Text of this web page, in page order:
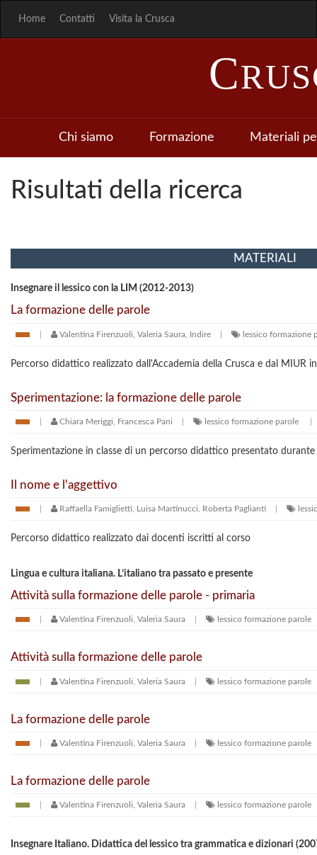
Home Contatti Visita la Crusca
C
Chi siamo Formazione Materiali
Risultati della ricerca
MATERIALI
Insegnare il lessico con la LIM (2012-2013)
La formazione delle parole
Valentina Firenzuoli, Valeria Saura, Indire lessico formazione
Percorso didattico realizzato dall'Accademia della Crusca e dal MIUR
Sperimentazione: la formazione delle parole
Chiara Meriggi, Francesca Pani lessico formazione parole
Sperimentazione in classe di un percorso didattico presentato
Il nome e l'aggettivo
Raffaella Famiglietti, Luisa Martinucci, Roberta Paglianti
Percorso didattico realizzato dai docenti iscritti al corso
Lingua e cultura italiana. L’italiano tra passato e presente
Attività sulla formazione delle parole - primaria
Valentina Firenzuoli, Valeria Saura lessico formazione parole
Attività sulla formazione delle parole
Valentina Firenzuoli, Valeria Saura lessico formazione parole
La formazione delle parole
Valentina Firenzuoli, Valeria Saura lessico formazione parole
La formazione delle parole
Valentina Firenzuoli, Valeria Saura lessico formazione parole
Insegnare Italiano. Didattica del lessico tra grammatica e dizionari